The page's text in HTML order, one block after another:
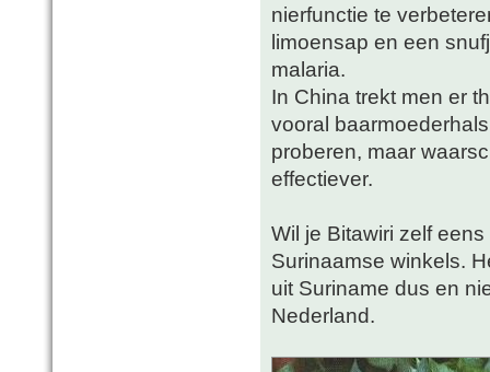
nierfunctie te
limoensap en een
malaria.
In China trekt men er
vooral
proberen, maar
effectiever.
Wil je Bitawiri zelf
Surinaamse winkels.
uit Suriname dus en
Nederland.